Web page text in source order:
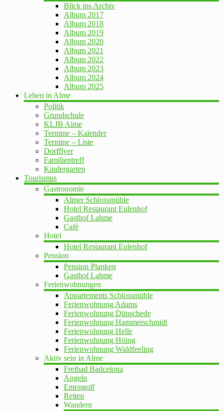
Blick ins Archiv
Album 2017
Album 2018
Album 2019
Album 2020
Album 2021
Album 2022
Album 2023
Album 2024
Album 2025
Leben in Alme
Politik
Grundschule
KLJB Alme
Termine – Kalender
Termine – Liste
Dorfflyer
Familientreff
Kindergarten
Tourismus
Gastronomie
Almer Schlossmühle
Hotel Restaurant Eulenhof
Gasthof Lahme
Cafè
Hotel
Hotel Restaurant Eulenhof
Pension
Pension Planken
Gasthof Lahme
Ferienwohnungen
Appartements Schlossmühle
Ferienwohnung Adams
Ferienwohnung Dünschede
Ferienwohnung Hammerschmidt
Ferienwohnung Helle
Ferienwohnung Höing
Ferienwohnung Waldfeeling
Aktiv sein in Alme
Freibad Badcelona
Angeln
Entengolf
Reiten
Wandern